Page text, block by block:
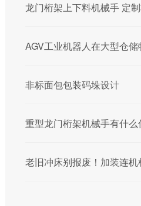
龙门桁架上下料机械手 定
AGV工业机器人在大型仓
非标面包包装码垛设计
重型龙门桁架机械手有什
老旧冲床别报废！加装连